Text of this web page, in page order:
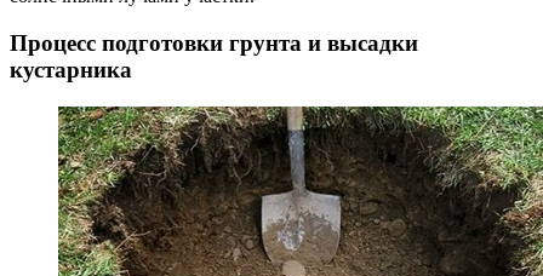
Процесс подготовки грунта и высадки
кустарника